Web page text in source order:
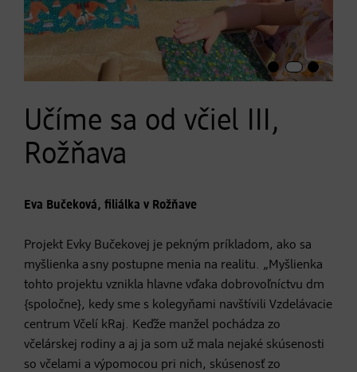
Učíme sa od včiel III,
Rožňava
Eva Bučeková, filiálka v Rožňave
Projekt Evky Bučekovej je pekným príkladom, ako sa
myšlienka a sny postupne menia na realitu. „Myšlienka
tohto projektu vznikla hlavne vďaka dobrovoľníctvu dm
{spoločne}, kedy sme s kolegyňami navštívili Vzdelávacie
centrum Včelí kRaj. Keďže manžel pochádza zo
včelárskej rodiny a aj ja som už mala nejaké skúsenosti
so včelami a výpomocou pri nich, skúsenosť zo